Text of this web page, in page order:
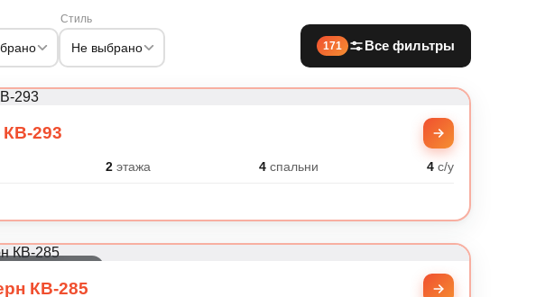
Стиль
Не выбрано 171 Все фильтры
КВ-293
2этажа 4спальни 4с/у
КВ-285